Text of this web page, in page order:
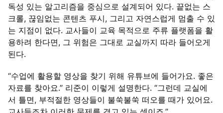
독성 있는 알고리즘을 중심으로 설계되어 있다. 끝없는 스
크롤, 끊임없는 콘텐츠 푸시, 그리고 자연스럽게 멈출 수 있
는 지점이 없다. 교사들이 교육 목적으로 주류 플랫폼을 활
용하려 한다면, 그 위험은 그대로 교실까지 따라 들어오게
된다.
“수업에 활용할 영상을 찾기 위해 유튜브에 들어가요. 좋은
자료를 찾아요.” 리준이 이렇게 설명한다. “그런데 교실에
서 틀면, 부적절한 영상들이 불쑥불쑥 떠오를 때가 있어요.